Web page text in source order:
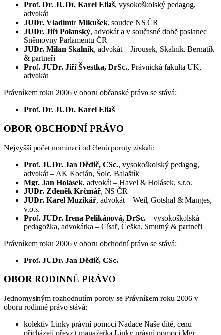
Prof. Dr. JUDr. Karel Eliáš, vysokoškolský pedagog,
advokát
JUDr. Vladimír Mikušek, soudce NS ČR
JUDr. Jiří Polanský, advokát a v současné době poslanec
Sněmovny Parlamentu ČR
JUDr. Milan Skalník, advokát – Jirousek, Skalník, Bernatík
& partneři
Prof. JUDr. Jiří Švestka, DrSc., Právnická fakulta UK,
advokát
Právníkem roku 2006 v oboru občanské právo se stává:
Prof. Dr. JUDr. Karel Eliáš
OBOR OBCHODNÍ PRÁVO
Nejvyšší počet nominací od členů poroty získali:
Prof. JUDr. Jan Dědič, CSc., vysokoškolský pedagog,
advokát – AK Kocián, Šolc, Balaštík
Mgr. Jan Holásek, advokát – Havel & Holásek, s.r.o.
JUDr. Zdeněk Krčmář, NS ČR
JUDr. Karel Muzikář, advokát – Weil, Gotshal & Manges,
v.o.s.
Prof. JUDr. Irena Pelikánová, DrSc. – vysokoškolská
pedagožka, advokátka – Císař, Češka, Smutný & partneři
Právníkem roku 2006 v oboru obchodní právo se stává:
Prof. JUDr. Jan Dědič, CSc.
OBOR RODINNÉ PRÁVO
Jednomyslným rozhodnutím poroty se Právníkem roku 2006 v
oboru rodinné právo stává:
kolektiv Linky právní pomoci Nadace Naše dítě, cenu
přicházejí převzít manažerka Linky právní pomoci Mgr.